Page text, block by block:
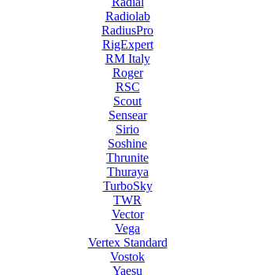
Radiolab
RadiusPro
RigExpert
RM Italy
Roger
RSC
Scout
Sensear
Sirio
Soshine
Thrunite
Thuraya
TurboSky
TWR
Vector
Vega
Vertex Standard
Vostok
Yaesu